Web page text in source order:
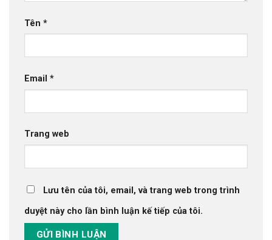
Tên *
Email *
Trang web
Lưu tên của tôi, email, và trang web trong trình
duyệt này cho lần bình luận kế tiếp của tôi.